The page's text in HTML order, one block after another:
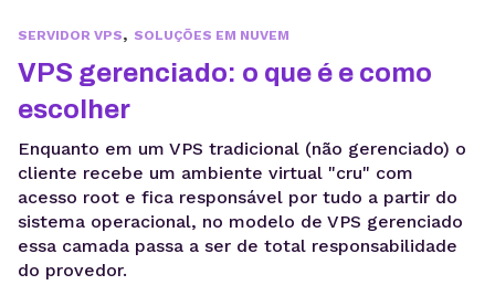
SERVIDOR VPS, SOLUÇÕES EM NUVEM
VPS gerenciado: o que é e como
escolher
Enquanto em um VPS tradicional (não gerenciado) o
cliente recebe um ambiente virtual "cru" com
acesso root e fica responsável por tudo a partir do
sistema operacional, no modelo de VPS gerenciado
essa camada passa a ser de total responsabilidade
do provedor.